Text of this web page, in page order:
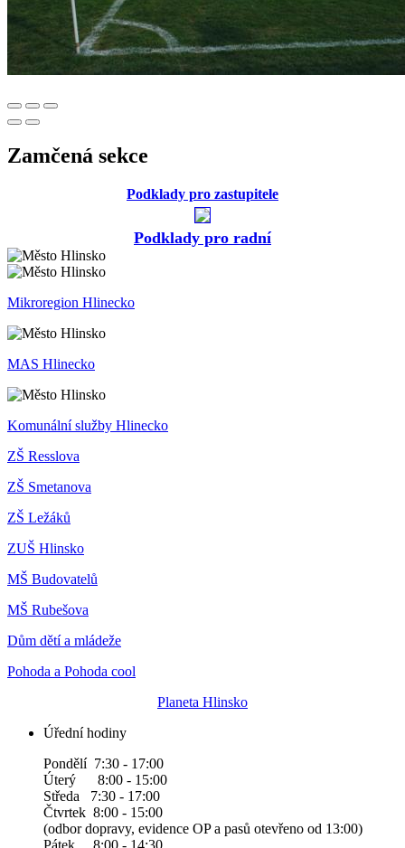
Zamčená sekce
Podklady pro zastupitele
Podklady pro radní
Mikroregion Hlinecko
MAS Hlinecko
Komunální služby Hlinecko
ZŠ Resslova
ZŠ Smetanova
ZŠ Ležáků
ZUŠ Hlinsko
MŠ Budovatelů
MŠ Rubešova
Dům dětí a mládeže
Pohoda a Pohoda cool
Planeta Hlinsko
Úřední hodiny
Pondělí 7:30 - 17:00
Úterý 8:00 - 15:00
Středa 7:30 - 17:00
Čtvrtek 8:00 - 15:00
(odbor dopravy, evidence OP a pasů otevřeno od 13:00)
Pátek 8:00 - 14:30